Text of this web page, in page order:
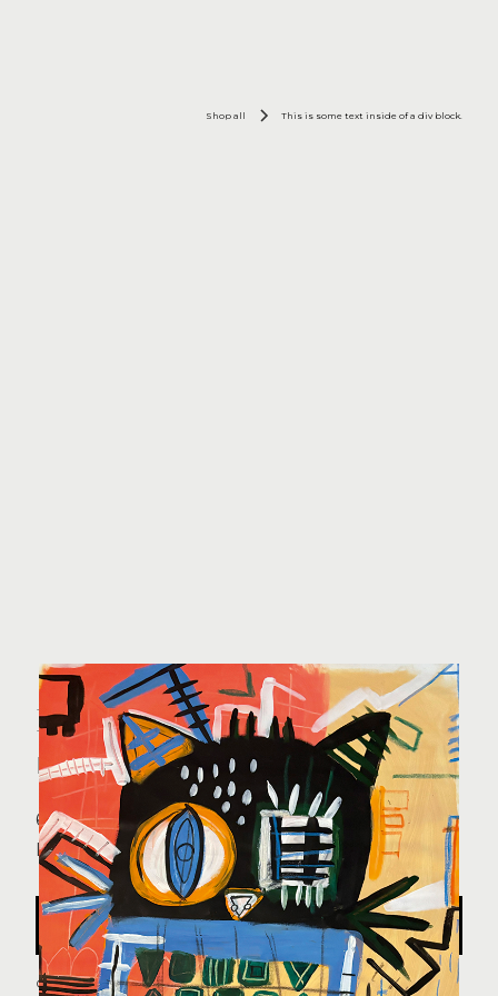
Shop all This is some text inside of a div block.
KITTY CAT
Lisa-Sophie Schmidt 13
65 x 80 cm, Acryl und Pastellkreide auf
Leinwand, 2022
Anfragen
Gratis Versand ab 1000€